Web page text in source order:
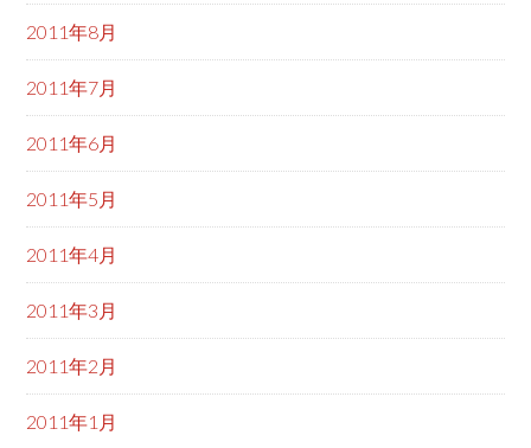
2011年8月
2011年7月
2011年6月
2011年5月
2011年4月
2011年3月
2011年2月
2011年1月